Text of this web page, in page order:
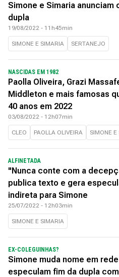
Simone e Simaria anunciam
dupla
19/08/2022 - 11h45min
SIMONE E SIMARIA SERTANEJO
NASCIDAS EM 1982
Paolla Oliveira, Grazi
Middleton e mais famosas
40 anos em 2022
03/08/2022 - 12h07min
CLEO PAOLLA OLIVEIRA SIMONE
ALFINETADA
"Nunca conte com a
publica texto e gera
indireta para Simone
25/07/2022 - 12h03min
SIMONE E SIMARIA
EX-COLEGUINHAS?
Simone muda nome em
especulam fim da dupla